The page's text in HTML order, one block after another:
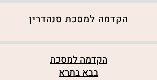
הקדמה למסכת סנהדרין
הקדמה למסכת
בבא בתרא